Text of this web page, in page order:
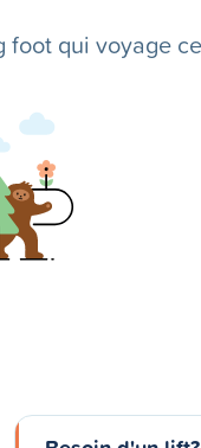
qui voyage